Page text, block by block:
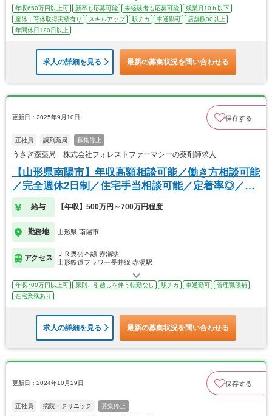
年収650万円以上可 新卒も応募可能 未経験者も応募可能
残業月10ｈ以下
産休・育休取得実績有り
スキルアップ 駅チカ 車通勤可
店舗数30以上
年間休日120日以上
求人の詳細を見る 最新の募集状況を問い合わせる
更新日：2025年9月10日 保存する
正社員 調剤薬局 募集停止
うさぎ森薬局 株式会社フォレストファーマシーの薬剤師求人
【山形県南陽市】年収高額相談可能／働き方相談可能
／完全週休2日制／住宅手当相談可能／定着率◎／駅
近
給与 【年収】500万円～700万円程度
勤務地 山形県 南陽市
アクセス
ＪＲ奥羽本線 赤湯駅
山形鉄道フラワー長井線 赤湯駅
年収700万円以上可 原則、引越しを伴う転勤なし 駅チカ 車通勤可
管理職候補
在宅業務あり
求人の詳細を見る 最新の募集状況を問い合わせる
更新日：2024年10月29日 保存する
正社員 病院・クリニック 募集停止